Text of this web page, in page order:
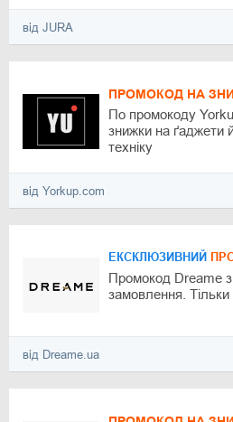
від JURA
ПРОМОКОД НА
По промокоду
знижки на ґаджети
техніку
від Yorkup.com
ЕКСКЛЮЗИВНИЙ
Промокод Dreame
замовлення. Тільки
від Dreame.ua